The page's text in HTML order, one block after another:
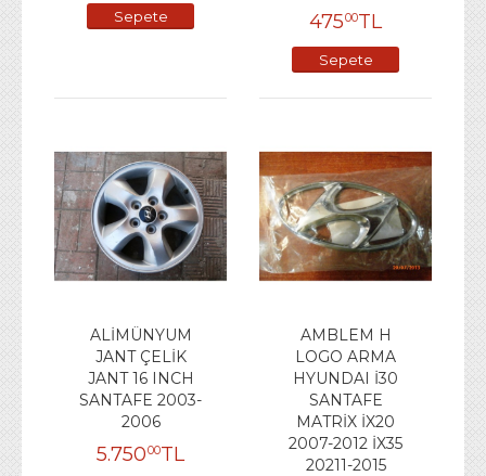
Sepete
47500TL
Sepete
ALİMÜNYUM
JANT ÇELİK
JANT 16 INCH
SANTAFE 2003-
2006
5.75000TL
AMBLEM H
LOGO ARMA
HYUNDAI İ30
SANTAFE
MATRİX İX20
2007-2012 İX35
20211-2015